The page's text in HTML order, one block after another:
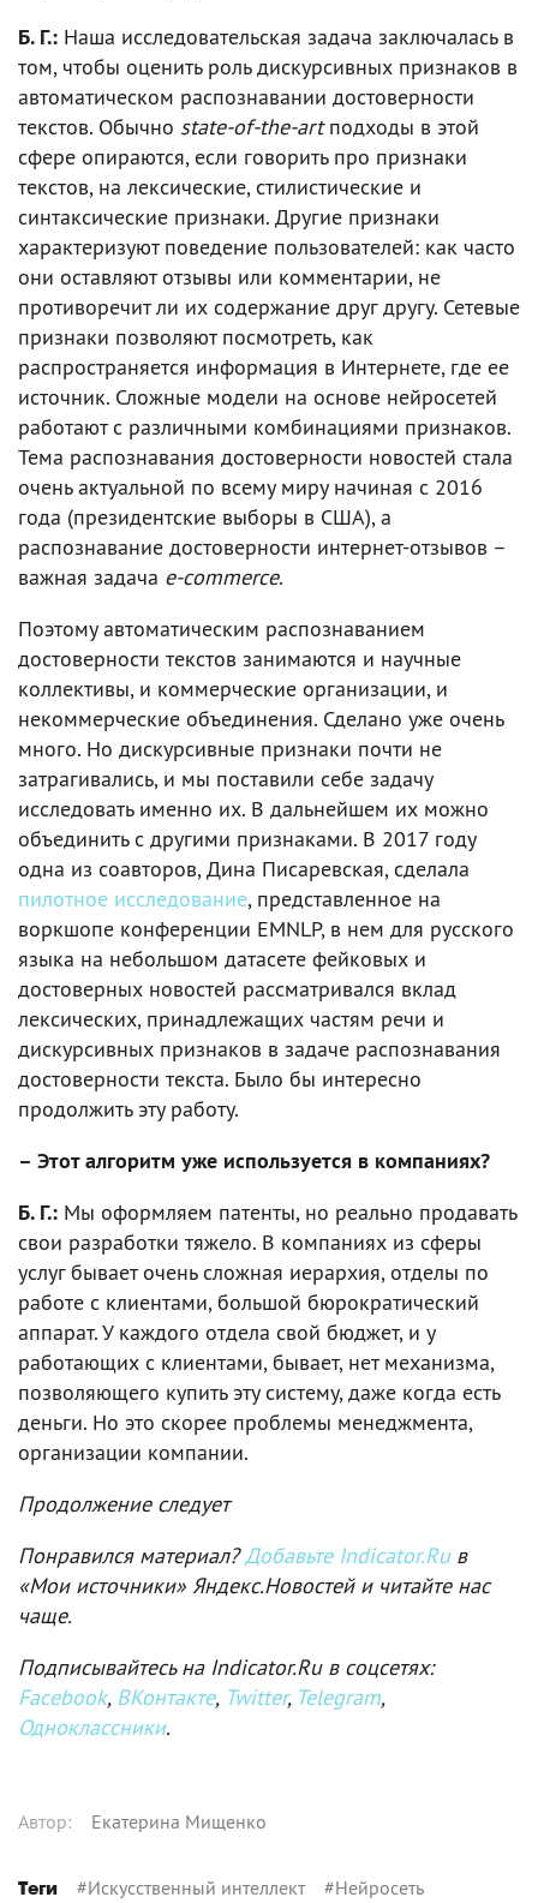
Б. Г.: Наша исследовательская задача заключалась в
том, чтобы оценить роль дискурсивных признаков в
автоматическом распознавании достоверности
текстов. Обычно state-of-the-artподходы в этой
сфере опираются, если говорить про признаки
текстов, на лексические, стилистические и
синтаксические признаки. Другие признаки
характеризуют поведение пользователей: как часто
они оставляют отзывы или комментарии, не
противоречит ли их содержание друг другу. Сетевые
признаки позволяют посмотреть, как
распространяется информация в Интернете, где ее
источник. Сложные модели на основе нейросетей
работают с различными комбинациями признаков.
Тема распознавания достоверности новостей стала
очень актуальной по всему миру начиная с 2016
года (президентские выборы в США), а
распознавание достоверности интернет-отзывов –
важная задача e-commerce.
Поэтому автоматическим распознаванием
достоверности текстов занимаются и научные
коллективы, и коммерческие организации, и
некоммерческие объединения. Сделано уже очень
много. Но дискурсивные признаки почти не
затрагивались, и мы поставили себе задачу
исследовать именно их. В дальнейшем их можно
объединить с другими признаками. В 2017 году
одна из соавторов, Дина Писаревская, сделала
пилотное исследование, представленное на
воркшопе конференции EMNLP, в нем для русского
языка на небольшом датасете фейковых и
достоверных новостей рассматривался вклад
лексических, принадлежащих частям речи и
дискурсивных признаков в задаче распознавания
достоверности текста. Было бы интересно
продолжить эту работу.
– Этот алгоритм уже используется в компаниях?
Б. Г.: Мы оформляем патенты, но реально продавать
свои разработки тяжело. В компаниях из сферы
услуг бывает очень сложная иерархия, отделы по
работе с клиентами, большой бюрократический
аппарат. У каждого отдела свой бюджет, и у
работающих с клиентами, бывает, нет механизма,
позволяющего купить эту систему, даже когда есть
деньги. Но это скорее проблемы менеджмента,
организации компании.
Продолжение следует
Понравился материал?Добавьте Indicator.Ruв
«Мои источники» Яндекс.Новостей и читайте нас
чаще.
Подписывайтесь на Indicator.Ru в соцсетях:
Facebook, ВКонтакте, Twitter, Telegram,
Одноклассники.
Автор: Екатерина Мищенко
Теги #Искусственный интеллект#Нейросеть